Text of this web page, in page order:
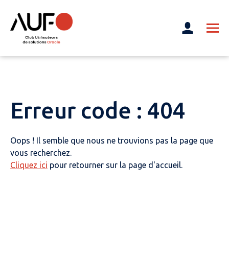
Erreur code : 404
Oops ! Il semble que nous ne trouvions pas la page que
vous recherchez.
Cliquez ici pour retourner sur la page d'accueil.